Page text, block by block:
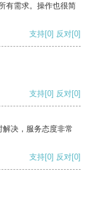
有需求。操作也很简
支持[0] 反对[0]
支持[0] 反对[0]
决，服务态度非常
支持[0] 反对[0]